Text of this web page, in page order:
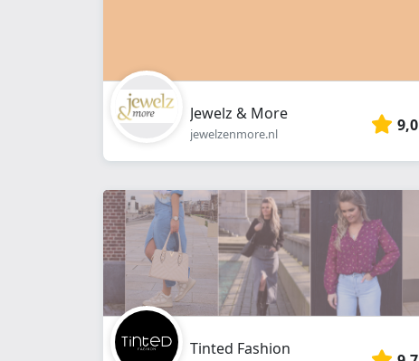
Jewelz & More
jewelzenmore.nl 9,0
Tinted Fashion